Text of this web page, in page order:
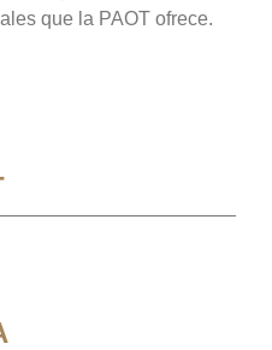
que la PAOT ofrece.